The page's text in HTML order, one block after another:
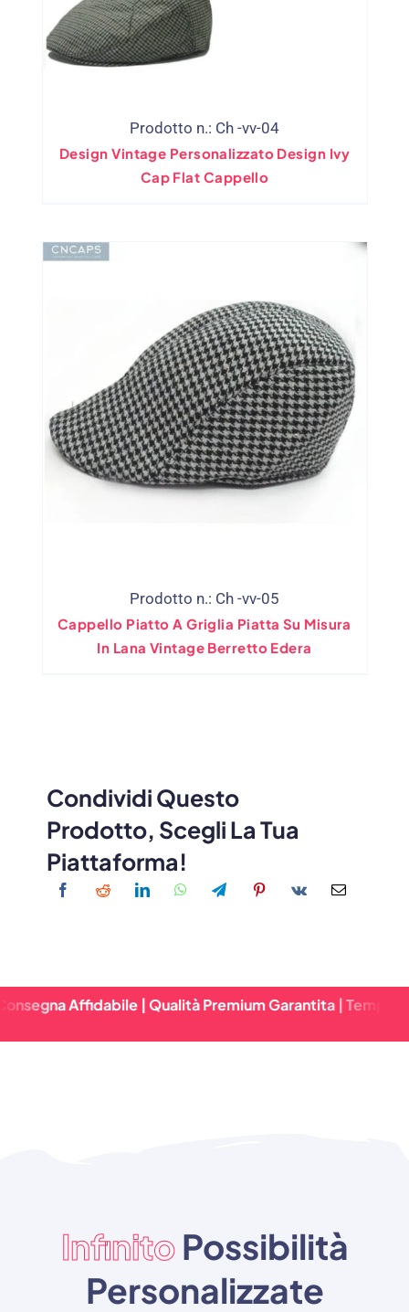
Prodotto n.: Ch -vv-04
Design Vintage Personalizzato Design Ivy
Cap Flat Cappello
Prodotto n.: Ch -vv-05
Cappello Piatto A Griglia Piatta Su Misura
In Lana Vintage Berretto Edera
Condividi Questo
Prodotto, Scegli La Tua
Piattaforma!
| Qualità Premium Garantita | Tempi Di
InfinitoPossibilità
Personalizzate